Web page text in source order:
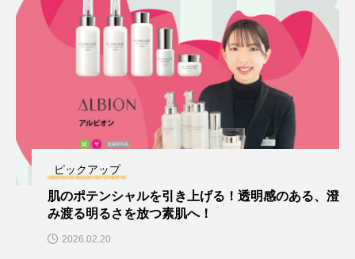
ピックアップ
肌のポテンシャルを引き上げる！透明感のある、澄
み渡る明るさを放つ素肌へ！
2026.02.20